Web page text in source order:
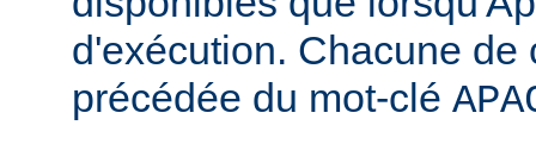
d'exécution. Chacune de
précédée du mot-clé